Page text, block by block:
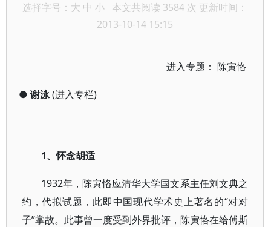
选择字号： 大 中 小 本文共阅读 3584 次 更新时间：
2013-10-14 15:15
进入专题：陈寅恪
● 谢泳(进入专栏)
1、怀念胡适
1932年，陈寅恪应清华大学国文系主任刘文典之
约，代拟试题，此即中国现代学术史上著名的“对对
子”掌故。此事曾一度受到外界批评，陈寅恪在给傅斯